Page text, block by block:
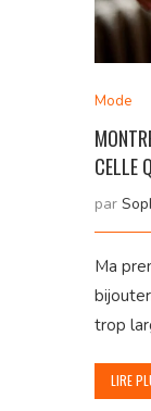
Mode
CELLE
par
Ma
trop
LIRE